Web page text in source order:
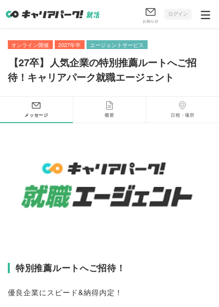
お知らせ
ログイン
オンライン開催 2027年卒 エージェントサービス
【27卒】 人気企業の特別推薦ルートへご招
待！キャリアパーク就職エージェント
メッセージ 概要 日程・場所
特別推薦ルートへご招待！
優良企業にスピード&納得内定！